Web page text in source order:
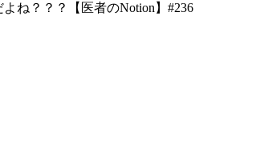
ね？？？【医者のNotion】#236